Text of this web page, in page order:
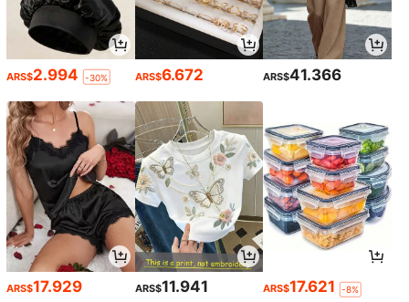
ARS$2.994 -30% ARS$6.672 ARS$41.366
ARS$17.929 ARS$11.941 ARS$17.621 -8%